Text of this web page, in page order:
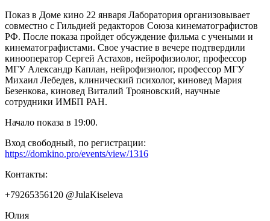
Показ в Доме кино 22 января Лаборатория организовывает
совместно с Гильдией редакторов Союза кинематографистов
РФ. После показа пройдет обсуждение фильма с учеными и
кинематографистами. Свое участие в вечере подтвердили
кинооператор Сергей Астахов, нейрофизиолог, профессор
МГУ Александр Каплан, нейрофизиолог, профессор МГУ
Михаил Лебедев, клинический психолог, киновед Мария
Безенкова, киновед Виталий Трояновский, научные
сотрудники ИМБП РАН.
Начало показа в 19:00.
Вход свободный, по регистрации:
https://domkino.pro/events/view/1316
Контакты:
+79265356120 @JulaKiseleva
Юлия